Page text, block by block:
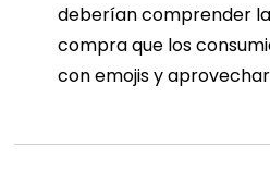
deberían comprender
compra que los
con emojis y